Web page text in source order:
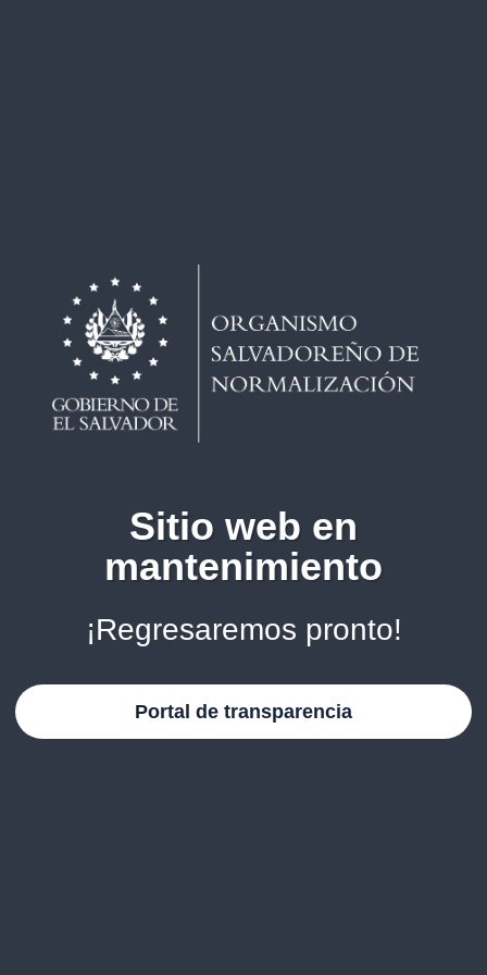
Sitio web en
mantenimiento
¡Regresaremos pronto!
Portal de transparencia